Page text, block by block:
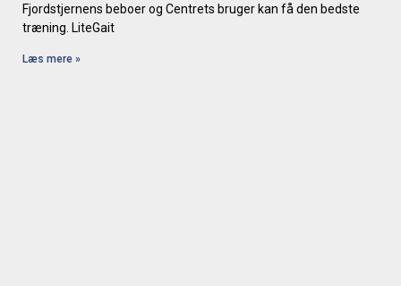
Fjordstjernens beboer og Centrets bruger kan få den bedste
træning. LiteGait
Læs mere »